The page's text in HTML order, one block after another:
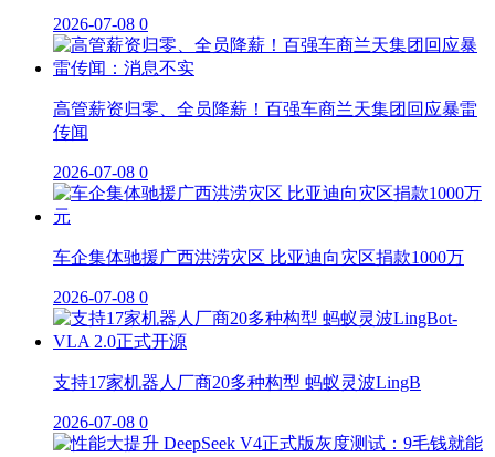
2026-07-08 0
高管薪资归零、全员降薪！百强车商兰天集团回应暴雷
传闻
2026-07-08 0
车企集体驰援广西洪涝灾区 比亚迪向灾区捐款1000万
2026-07-08 0
支持17家机器人厂商20多种构型 蚂蚁灵波LingB
2026-07-08 0